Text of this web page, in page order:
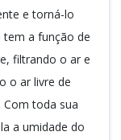
e torná-lo
a função de
filtrando o ar e
o ar livre de
toda sua
a umidade do